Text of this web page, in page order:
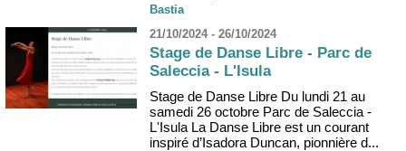
Bastia
21/10/2024 - 26/10/2024
Stage de Danse Libre - Parc de
Saleccia - L'Isula
Stage de Danse Libre Du lundi 21 au
samedi 26 octobre Parc de Saleccia -
L'Isula La Danse Libre est un courant
inspiré d’Isadora Duncan, pionnière d...